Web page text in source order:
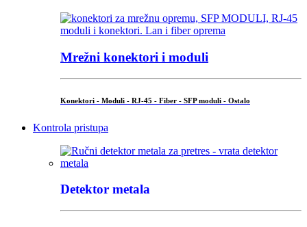
Mrežni konektori i moduli
Konektori - Moduli - RJ-45 - Fiber - SFP moduli - Ostalo
Kontrola pristupa
Detektor metala